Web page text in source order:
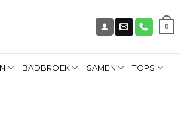
0
BADBROEK SAMEN TOPS